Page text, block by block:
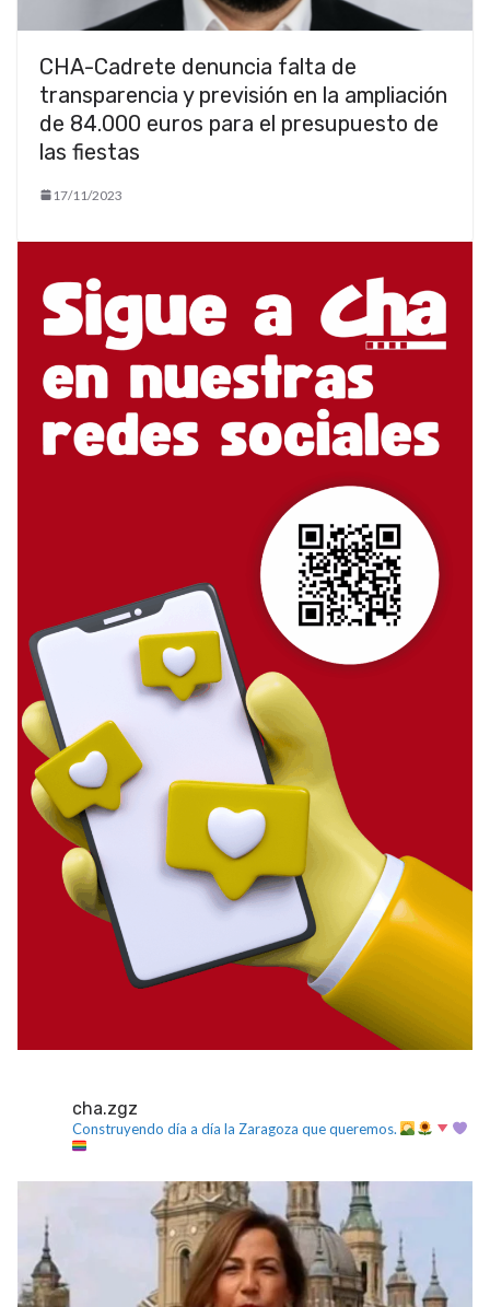
CHA-Cadrete denuncia falta de
transparencia y previsión en la ampliación
de 84.000 euros para el presupuesto de
las fiestas
17/11/2023
cha.zgz
Construyendo día a día la Zaragoza que queremos.